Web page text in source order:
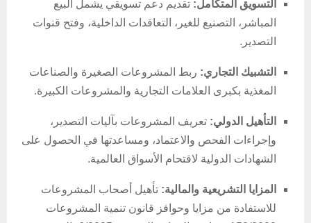
التسويق المتكامل: تقديم دعم تسويقي يشمل البيع
المباشر، التصنيع للغير، التعاقدات الداخلية، وفتح قنوات
التصدير.
التشبيك التجاري: ربط المشروعات الصغيرة والصناعات
المغذية بكبرى العلامات التجارية والمشروعات الكبيرة.
التأهيل الدولي: تعريف المشروعات بآليات التصدير،
وإجراءات الفحص والاعتماد، ومساعدتها في الحصول على
الشهادات الدولية لاقتحام الأسواق العالمية.
المزايا التشريعية والمالية: تأهيل أصحاب المشروعات
للاستفادة من مزايا وحوافز قانون تنمية المشروعات